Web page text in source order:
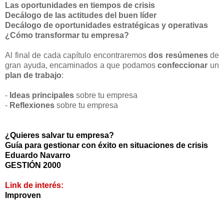
Las oportunidades en tiempos de crisis
Decálogo de las actitudes del buen líder
Decálogo de oportunidades estratégicas y operativas
¿Cómo transformar tu empresa?
Al final de cada capítulo encontraremos dos resúmenesde
gran ayuda, encaminados a que podamosconfeccionar un
plan de trabajo:
- Ideas principales sobre tu empresa
- Reflexiones sobre tu empresa
¿Quieres salvar tu empresa?
Guía para gestionar con éxito en situaciones de crisis
Eduardo Navarro
GESTIÓN 2000
Link de interés:
Improven